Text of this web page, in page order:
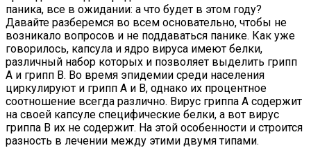
паника, все в ожидании: а что будет в этом году?
Давайте разберемся во всем основательно, чтобы не
возникало вопросов и не поддаваться панике. Как уже
говорилось, капсула и ядро вируса имеют белки,
различный набор которых и позволяет выделить грипп
А и грипп В. Во время эпидемии среди населения
циркулируют и грипп А и В, однако их процентное
соотношение всегда различно. Вирус гриппа А содержит
на своей капсуле специфические белки, а вот вирус
гриппа В их не содержит. На этой особенности и строится
разность в лечении между этими двумя типами.